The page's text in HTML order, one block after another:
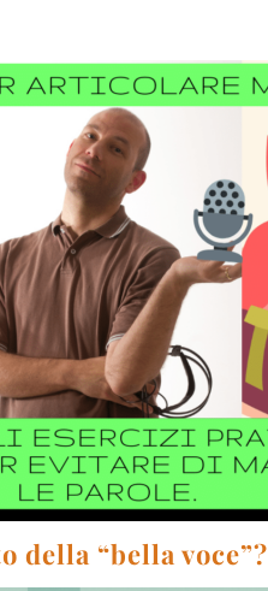
della “bella voce”?